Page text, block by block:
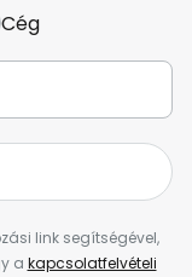
Cég
link segítségével,
a kapcsolatfelvételi